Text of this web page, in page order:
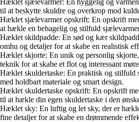
til at beskytte skuldre og overkrop mod
Hæklet sjælevarmer opskrift: En opskrift
at hækle en behagelig og stilfuld
Hæklet skildpadde: En sød og kær
omhu og detaljer for at skabe en realistisk
Hæklet skjorte: En unik og personlig
teknik for at skabe et flot og interessant
Hæklet skuldertaske: En praktisk og stilfuld
med holdbart materiale og smart design.
Hæklet skuldertaske opskrift: En opskrift
til at hækle din egen skuldertaske i den
Hæklet sky: En luftig og let sky, der er
fine detaljer for at skabe en drømmende